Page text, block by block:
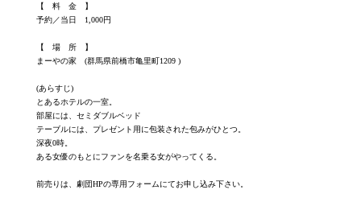
【 料 金 】
予約／当日 1,000円
【 場 所 】
まーやの家 (群馬県前橋市亀里町1209 )
(あらすじ)
とあるホテルの一室。
部屋には、セミダブルベッド
テーブルには、プレゼント用に包装された包みがひとつ。
深夜0時。
ある女優のもとにファンを名乗る女がやってくる。
前売りは、劇団HPの専用フォームにてお申し込み下さい。